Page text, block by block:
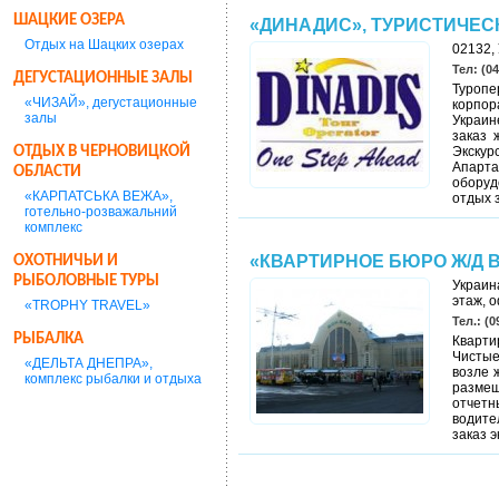
ШАЦКИЕ ОЗЕРА
Отдых на Шацких озерах
ДЕГУСТАЦИОННЫЕ ЗАЛЫ
«ЧИЗАЙ», дегустационные
залы
ОТДЫХ В ЧЕРНОВИЦКОЙ
ОБЛАСТИ
«КАРПАТСЬКА ВЕЖА»,
готельно-розважальний
комплекс
ОХОТНИЧЬИ И
РЫБОЛОВНЫЕ ТУРЫ
«TROPHY TRAVEL»
РЫБАЛКА
«ДЕЛЬТА ДНЕПРА»,
комплекс рыбалки и отдыха
«ДИНАДИС»,
02132,
Тел:
заказ
отдых
«КВАРТИРНОЕ БЮРО Ж/Д
этаж,
Тел.:
возле
заказ